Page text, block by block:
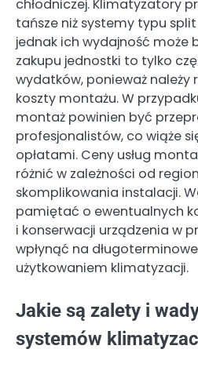
chłodniczej. Klimatyzatory
tańsze niż systemy typu
jednak ich wydajność może
zakupu jednostki to tylko
wydatków, ponieważ należy
koszty montażu. W
montaż powinien być
profesjonalistów, co wiąże
opłatami. Ceny usług
różnić w zależności od
skomplikowania instalacji.
pamiętać o ewentualnych
i konserwacji urządzenia w
wpłynąć na
użytkowaniem klimatyzacji.
Jakie są zalety i
systemów